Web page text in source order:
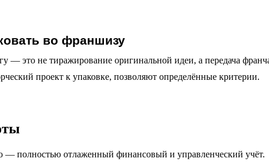
во франшизу
— это не тиражирование оригинальной идеи, а передача
проект к упаковке, позволяют определённые критерии.
полностью отлаженный финансовый и управленческий учёт.